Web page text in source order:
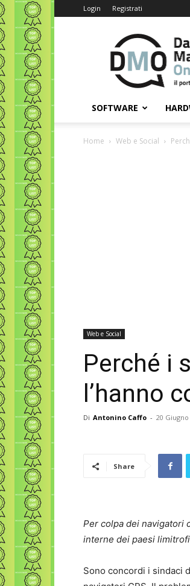
Login Registrati
SOFTWARE
Home Web e Social
Web e Social
Perché i
l’hanno
Di Antonino Caffo - 20 Giugno
Share
Per colpa dei navigatori
interne dei paesi limitrofi
Sono concordi i sindaci